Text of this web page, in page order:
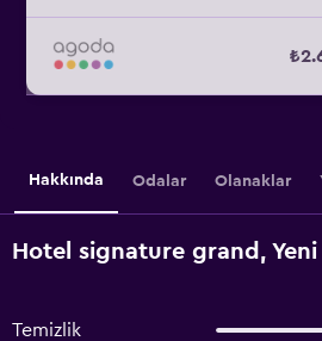
Hakkında Odalar Olanaklar
Hotel signature grand, Yeni
Temizlik